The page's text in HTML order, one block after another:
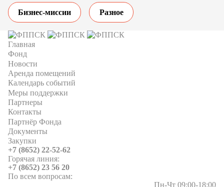
Бизнес-миссии Разное
Главная
Фонд
Новости
Аренда помещений
Календарь событий
Меры поддержки
Партнеры
Контакты
Партнёр Фонда
Документы
Закупки
+7 (8652) 22-52-62
Горячая линия:
+7 (8652) 23 56 20
По всем вопросам:
Пн-Чт 09:00-18:00